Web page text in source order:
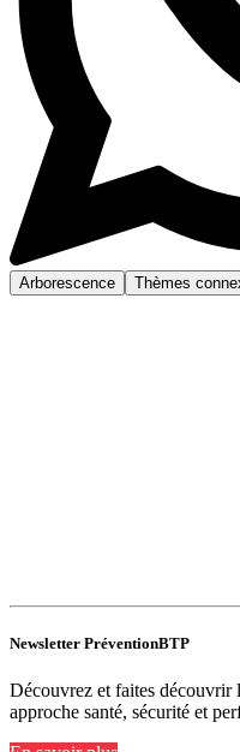
Arborescence Thèmes
Newsletter PréventionBTP
Découvrez et faites découvrir
approche santé, sécurité et